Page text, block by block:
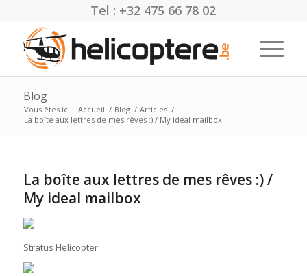
Tel : +32 475 66 78 02
Blog
Vous êtes ici : Accueil / Blog / Articles /
La boîte aux lettres de mes rêves :) / My ideal mailbox
La boîte aux lettres de mes rêves :) /
My ideal mailbox
Stratus Helicopter